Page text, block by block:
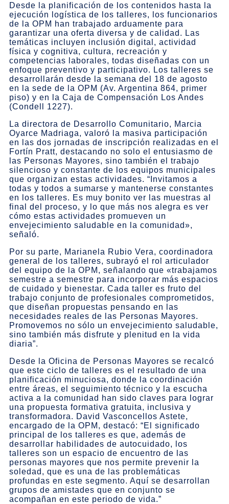
Desde la planificación de los contenidos hasta la
ejecución logística de los talleres, los funcionarios
de la OPM han trabajado arduamente para
garantizar una oferta diversa y de calidad. Las
temáticas incluyen inclusión digital, actividad
física y cognitiva, cultura, recreación y
competencias laborales, todas diseñadas con un
enfoque preventivo y participativo. Los talleres se
desarrollarán desde la semana del 18 de agosto
en la sede de la OPM (Av. Argentina 864, primer
piso) y en la Caja de Compensación Los Andes
(Condell 1227).
La directora de Desarrollo Comunitario, Marcia
Oyarce Madriaga, valoró la masiva participación
en las dos jornadas de inscripción realizadas en el
Fortín Pratt, destacando no solo el entusiasmo de
las Personas Mayores, sino también el trabajo
silencioso y constante de los equipos municipales
que organizan estas actividades. “Invitamos a
todas y todos a sumarse y mantenerse constantes
en los talleres. Es muy bonito ver las muestras al
final del proceso, y lo que más nos alegra es ver
cómo estas actividades promueven un
envejecimiento saludable en la comunidad»,
señaló.
Por su parte, Marianela Rubio Vera, coordinadora
general de los talleres, subrayó el rol articulador
del equipo de la OPM, señalando que «trabajamos
semestre a semestre para incorporar más espacios
de cuidado y bienestar. Cada taller es fruto del
trabajo conjunto de profesionales comprometidos,
que diseñan propuestas pensando en las
necesidades reales de las Personas Mayores.
Promovemos no sólo un envejecimiento saludable,
sino también más disfrute y plenitud en la vida
diaria”.
Desde la Oficina de Personas Mayores se recalcó
que este ciclo de talleres es el resultado de una
planificación minuciosa, donde la coordinación
entre áreas, el seguimiento técnico y la escucha
activa a la comunidad han sido claves para lograr
una propuesta formativa gratuita, inclusiva y
transformadora. David Vasconcellos Astete,
encargado de la OPM, destacó: “El significado
principal de los talleres es que, además de
desarrollar habilidades de autocuidado, los
talleres son un espacio de encuentro de las
personas mayores que nos permite prevenir la
soledad, que es una de las problemáticas
profundas en este segmento. Aquí se desarrollan
grupos de amistades que en conjunto se
acompañan en este periodo de vida.”